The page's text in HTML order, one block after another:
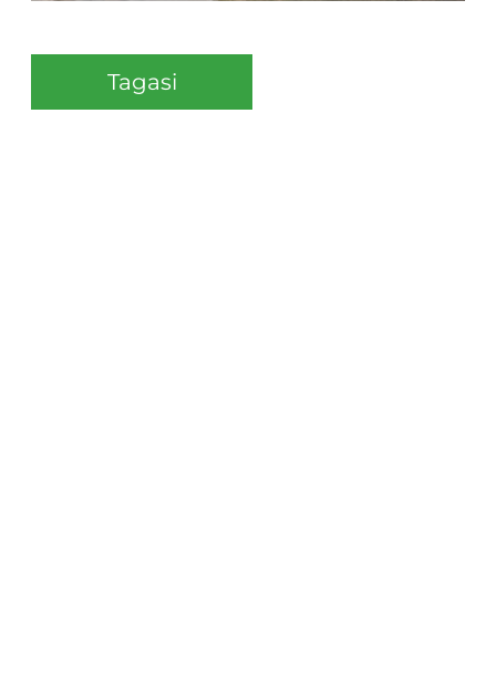
Tagasi